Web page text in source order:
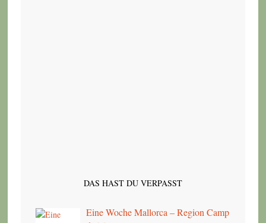
DAS HAST DU VERPASST
Eine Woche Mallorca – Region Camp